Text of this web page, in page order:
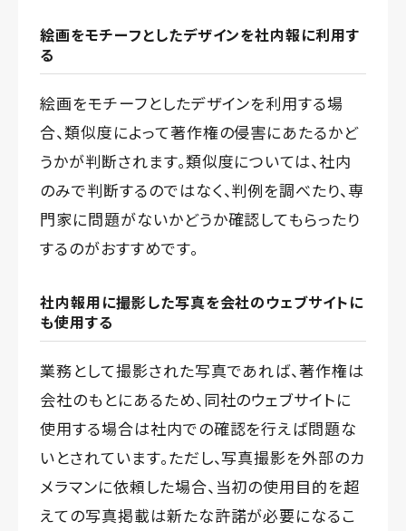
絵画をモチーフとしたデザインを社内報に利用す
る
絵画をモチーフとしたデザインを利用する場
合、類似度によって著作権の侵害にあたるかど
うかが判断されます。類似度については、社内
のみで判断するのではなく、判例を調べたり、専
門家に問題がないかどうか確認してもらったり
するのがおすすめです。
社内報用に撮影した写真を会社のウェブサイトに
も使用する
業務として撮影された写真であれば、著作権は
会社のもとにあるため、同社のウェブサイトに
使用する場合は社内での確認を行えば問題な
いとされています。ただし、写真撮影を外部のカ
メラマンに依頼した場合、当初の使用目的を超
えての写真掲載は新たな許諾が必要になるこ